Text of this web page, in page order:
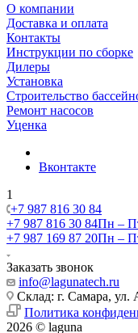
О компании
Доставка и оплата
Контакты
Инструкции по сборке
Дилеры
Установка
Строительство
Ремонт насосов
Уценка
Вконтакте
1
+7 987 816 30 84
+7 987 816 30 84Пн –
+7 987 169 87 20Пн –
Заказать звонок
info@lagunatech.ru
Склад: г. Самара, ул.
Политика
2026 © laguna